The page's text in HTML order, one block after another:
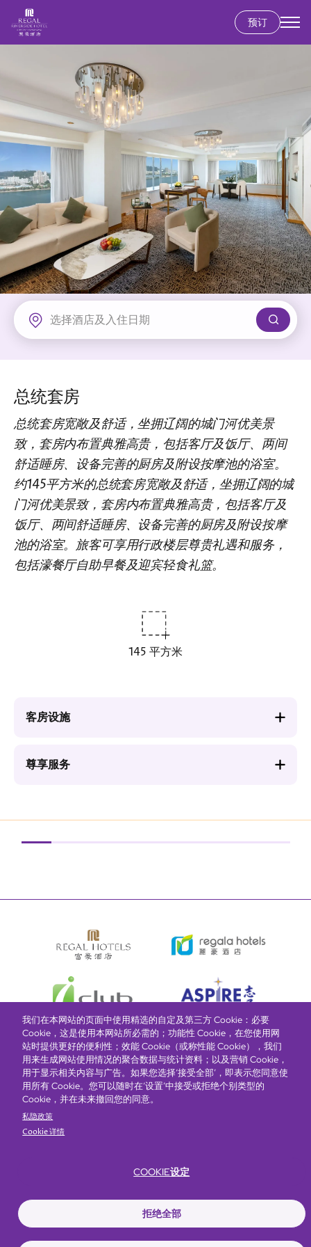
主
要
内
预订
香港岛
富豪香港酒店
九龙
富豪九龙酒店
新界
富豪机场酒店
总统套房
总统套房宽敞及舒适，坐拥辽阔的城门河优美景
致，套房内布置典雅高贵，包括客厅及饭厅、两间
舒适睡房、设备完善的厨房及附设按摩池的浴室。
约145平方米的总统套房宽敞及舒适，坐拥辽阔的城
门河优美景致，套房内布置典雅高贵，包括客厅及
饭厅、两间舒适睡房、设备完善的厨房及附设按摩
池的浴室。旅客可享用行政楼层尊贵礼遇和服务，
包括濠餐厅自助早餐及迎宾轻食礼篮。
145 平方米
客房设施
尊享服务
像
富豪酒店主页关于我们推广及优惠 住宿奖励计划
Footer
抢先一步，掌握最新资讯！
我们在本网站的页面中使用精选的自定及第三方 Cookie：必要
Cookie，这是使用本网站所必需的；功能性 Cookie，在您使用网
站时提供更好的便利性；效能 Cookie（或称性能 Cookie），我们
用来生成网站使用情况的聚合数据与统计资料；以及营销 Cookie，
用于显示相关内容与广告。如果您选择‘接受全部’，即表示您同意使
用所有 Cookie。您可以随时在‘设置’中接受或拒绝个别类型的
Cookie，并在未来撤回您的同意。
私隐政策
Cookie 详情
COOKIE设定
拒绝全部